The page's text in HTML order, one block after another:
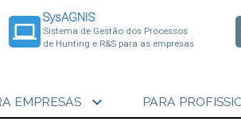
laptop
SysAGNIS
Sistema de Gestão dos Processos
de Hunting e R&S para as empresas
EMPRESAS expand_more PARA